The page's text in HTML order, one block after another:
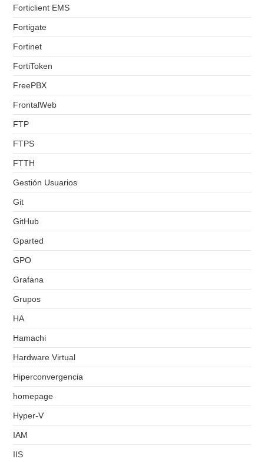
Forticlient EMS
Fortigate
Fortinet
FortiToken
FreePBX
FrontalWeb
FTP
FTPS
FTTH
Gestión Usuarios
Git
GitHub
Gparted
GPO
Grafana
Grupos
HA
Hamachi
Hardware Virtual
Hiperconvergencia
homepage
Hyper-V
IAM
IIS